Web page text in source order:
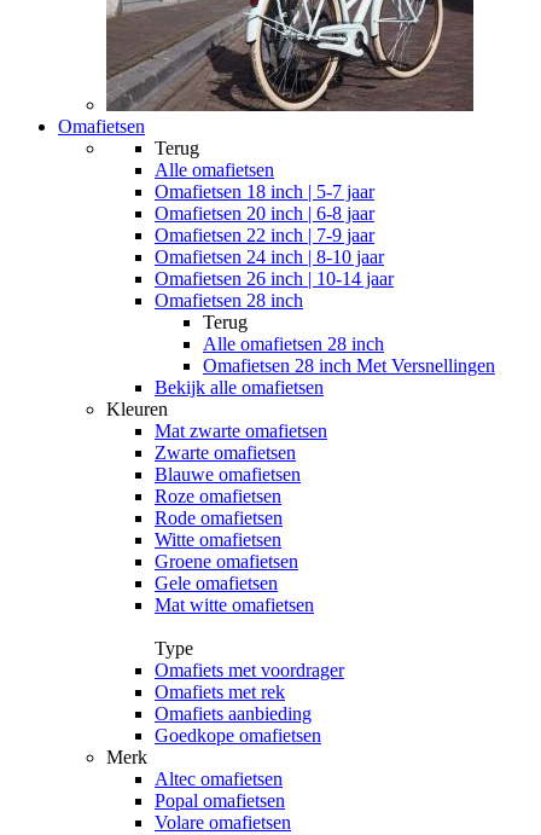
Omafietsen
Terug
Alle omafietsen
Omafietsen 18 inch | 5-7 jaar
Omafietsen 20 inch | 6-8 jaar
Omafietsen 22 inch | 7-9 jaar
Omafietsen 24 inch | 8-10 jaar
Omafietsen 26 inch | 10-14 jaar
Omafietsen 28 inch
Terug
Alle omafietsen 28 inch
Omafietsen 28 inch Met Versnellingen
Bekijk alle omafietsen
Kleuren
Mat zwarte omafietsen
Zwarte omafietsen
Blauwe omafietsen
Roze omafietsen
Rode omafietsen
Witte omafietsen
Groene omafietsen
Gele omafietsen
Mat witte omafietsen
Type
Omafiets met voordrager
Omafiets met rek
Omafiets aanbieding
Goedkope omafietsen
Merk
Altec omafietsen
Popal omafietsen
Volare omafietsen